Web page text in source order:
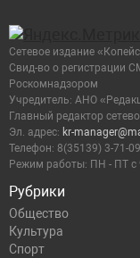
Рубрики
Общество
Культура
Спорт
Сетевое издание
Cвид-во о регистрации
Роскомнадзором
Учредитель: АНО
Главный редактор
Эл. адрес: kr-
Телефон: 8(35139) 3-71-09
Режим работы: ПН - ПТ с